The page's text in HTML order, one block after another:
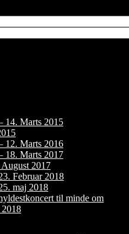
14. Marts 2015
12. Marts 2016
18. Marts 2017
2017
Februar 2018
maj 2018
til minde om